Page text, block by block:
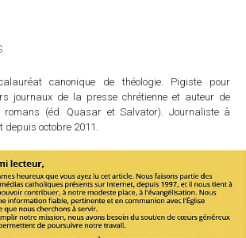
canonique de théologie. Pigiste pour
journaux de la presse chrétienne et auteur de
romans (éd. Quasar et Salvator). Journaliste à
depuis octobre 2011.